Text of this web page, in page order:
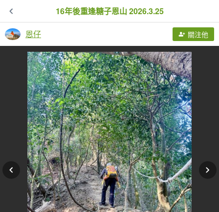
16年後重逢糖子恩山 2026.3.25
恩仔 關注他